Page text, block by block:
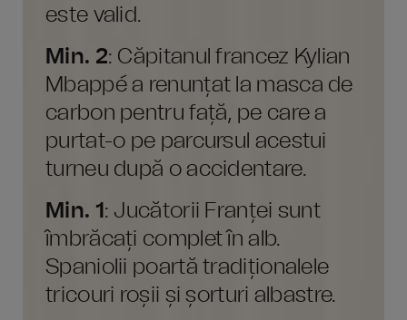
este valid.
Min. 2: Căpitanul francez Kylian
Mbappé a renunțat la masca de
carbon pentru față, pe care a
purtat-o pe parcursul acestui
turneu după o accidentare.
Min. 1 : Jucătorii Franței sunt
îmbrăcați complet în alb.
Spaniolii poartă tradiționalele
tricouri roșii și șorturi albastre.